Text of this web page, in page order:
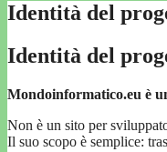
Identità del
Identità del
Mondoinformatico.eu è
Non è un sito per
Il suo scopo è semplice: